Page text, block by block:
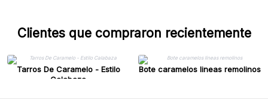
Clientes que compraron recientemente
Tarros De Caramelo - Estilo
Calabaza
Bote caramelos lineas remolinos